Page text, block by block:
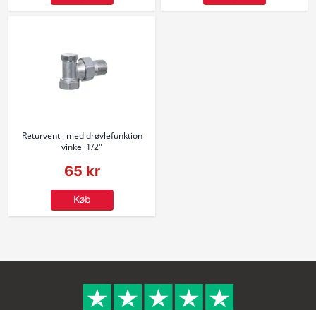
Returventil med drøvlefunktion
vinkel 1/2"
65 kr
Køb